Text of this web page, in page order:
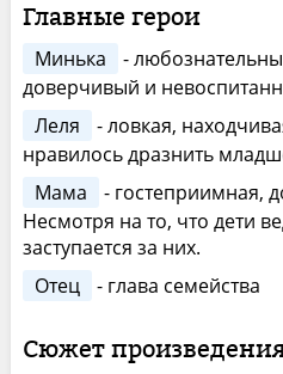
Главные герои
Минька
-
доверчивый и
Леля
- ловкая,
нравилось дразнить
Мама
- гостеприимная,
Несмотря на то, что дети
заступается за них.
Отец
- глава семейства
Сюжет